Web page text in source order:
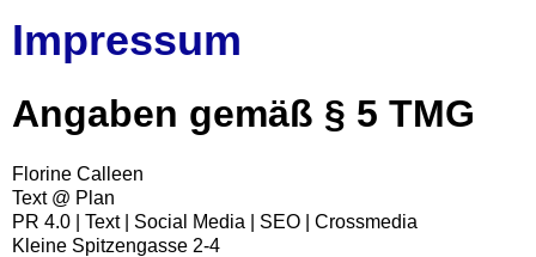
Impressum
Angaben gemäß § 5 TMG
Florine Calleen
Text @ Plan
PR 4.0 | Text | Social Media | SEO | Crossmedia
Kleine Spitzengasse 2-4